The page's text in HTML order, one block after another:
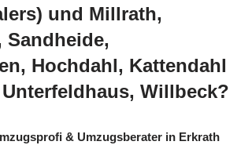
und Millrath,
Sandheide,
Hochdahl, Kattendahl
Willbeck?
& Umzugsberater in Erkrath